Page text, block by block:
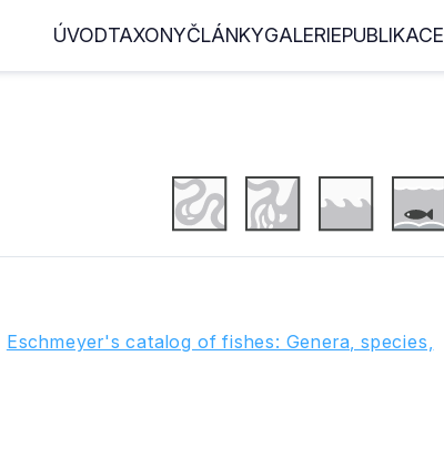
ÚVODTAXONYČLÁNKYGALERIEPUBLIKACE
Eschmeyer's catalog of fishes: Genera, species,